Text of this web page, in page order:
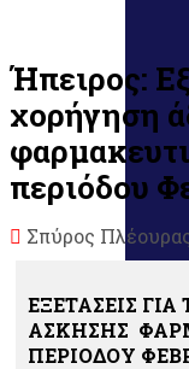
Ήπειρος:
χορήγηση
περιόδου
Σπύρος
ΕΞΕΤΑΣΕΙΣ
ΑΣΚΗΣΗΣ
ΠΕΡΙΟΔΟΥ